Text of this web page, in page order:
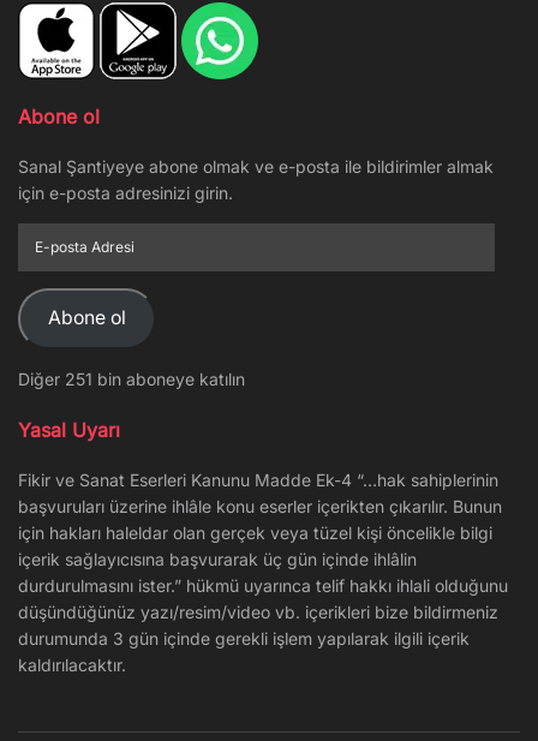
Abone ol
Sanal Şantiyeye abone olmak ve e-posta ile bildirimler almak
için e-posta adresinizi girin.
posta
Adresi
Abone ol
Diğer 251 bin aboneye katılın
Yasal Uyarı
Fikir ve Sanat Eserleri Kanunu Madde Ek-4 “…hak sahiplerinin
başvuruları üzerine ihlâle konu eserler içerikten çıkarılır. Bunun
için hakları haleldar olan gerçek veya tüzel kişi öncelikle bilgi
içerik sağlayıcısına başvurarak üç gün içinde ihlâlin
durdurulmasını ister.” hükmü uyarınca telif hakkı ihlali olduğunu
düşündüğünüz yazı/resim/video vb. içerikleri bize bildirmeniz
durumunda 3 gün içinde gerekli işlem yapılarak ilgili içerik
kaldırılacaktır.